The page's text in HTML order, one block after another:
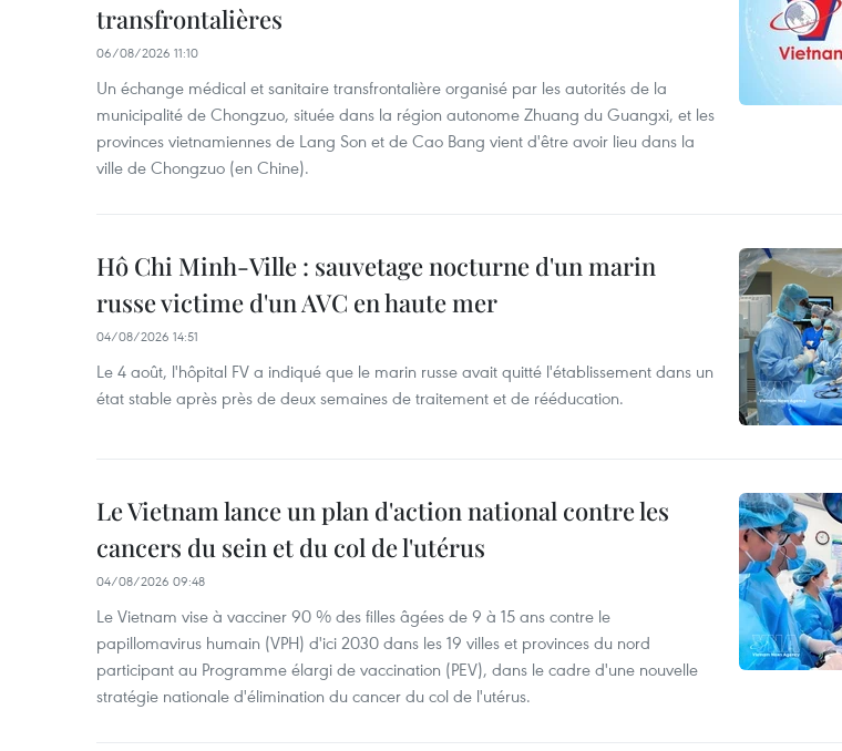
transfrontalières
06/08/2026 11:10
Un échange médical et sanitaire transfrontalière organisé par les autorités de la
municipalité de Chongzuo, située dans la région autonome Zhuang du Guangxi, et les
provinces vietnamiennes de Lang Son et de Cao Bang vient d'être avoir lieu dans la
ville de Chongzuo (en Chine).
Hô Chi Minh-Ville : sauvetage nocturne d'un marin
russe victime d'un AVC en haute mer
04/08/2026 14:51
Le 4 août, l'hôpital FV a indiqué que le marin russe avait quitté l'établissement dans un
état stable après près de deux semaines de traitement et de rééducation.
Le Vietnam lance un plan d'action national contre les
cancers du sein et du col de l'utérus
04/08/2026 09:48
Le Vietnam vise à vacciner 90 % des filles âgées de 9 à 15 ans contre le
papillomavirus humain (VPH) d'ici 2030 dans les 19 villes et provinces du nord
participant au Programme élargi de vaccination (PEV), dans le cadre d'une nouvelle
stratégie nationale d'élimination du cancer du col de l'utérus.